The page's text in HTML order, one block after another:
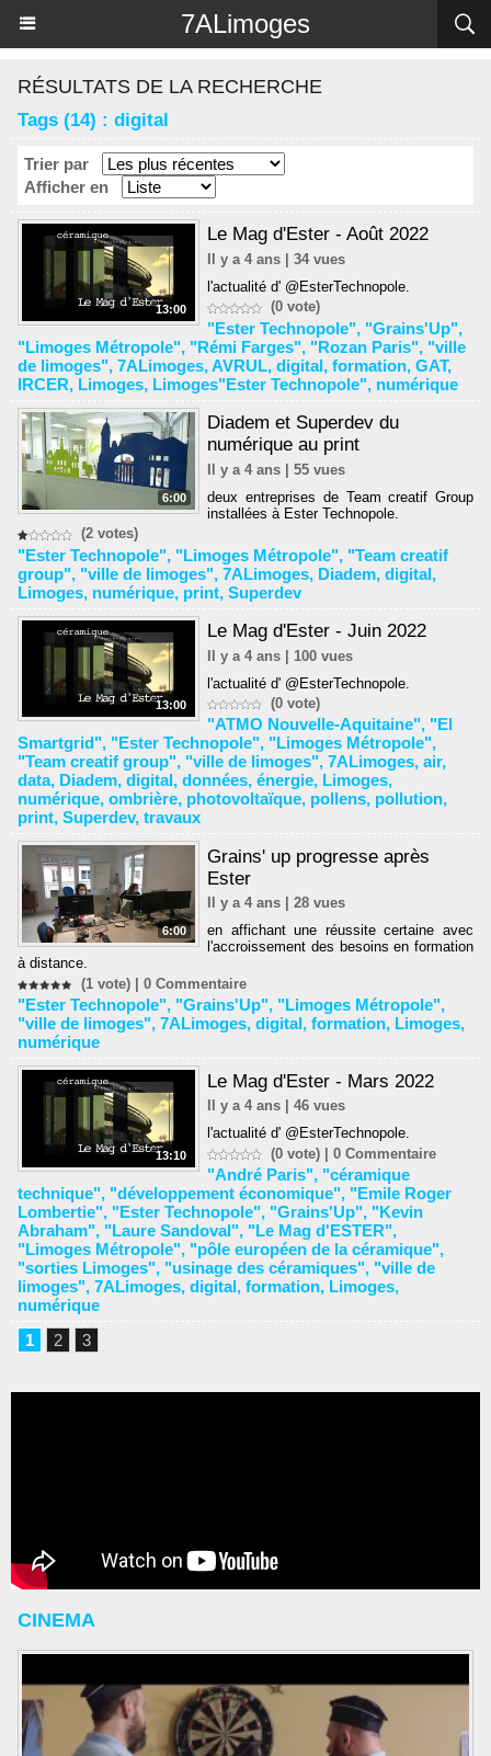
7ALimoges
RÉSULTATS DE LA RECHERCHE
Tags (14) : digital
Trier par
Afficher en
13:00
Le Mag d'Ester - Août 2022
Il y a 4 ans | 34 vues
l'actualité d' @EsterTechnopole.
(0 vote)
"Ester Technopole", "Grains'Up",
"Limoges Métropole", "Rémi Farges", "Rozan Paris", "ville
de limoges", 7ALimoges,AVRUL, digital, formation, GAT,
IRCER, Limoges, Limoges"Ester Technopole", numérique
6:00
Diadem et Superdev du
numérique au print
Il y a 4 ans | 55 vues
deux entreprises de Team creatif Group
installées à Ester Technopole.
(2 votes)
"Ester Technopole", "Limoges Métropole", "Team creatif
group", "ville de limoges", 7ALimoges, Diadem, digital,
Limoges, numérique, print, Superdev
13:00
Le Mag d'Ester - Juin 2022
Il y a 4 ans | 100 vues
l'actualité d' @EsterTechnopole.
(0 vote)
"ATMO Nouvelle-Aquitaine", "El
Smartgrid", "Ester Technopole", "Limoges Métropole",
"Team creatif group", "ville de limoges", 7ALimoges, air,
data, Diadem, digital, données, énergie, Limoges,
numérique, ombrière, photovoltaïque, pollens, pollution,
print, Superdev, travaux
6:00
Grains' up progresse après
Ester
Il y a 4 ans | 28 vues
en affichant une réussite certaine avec
l'accroissement des besoins en formation
à distance.
(1 vote) | 0 Commentaire
"Ester Technopole", "Grains'Up", "Limoges Métropole",
"ville de limoges", 7ALimoges, digital, formation, Limoges,
numérique
13:10
Le Mag d'Ester - Mars 2022
Il y a 4 ans | 46 vues
l'actualité d' @EsterTechnopole.
(0 vote) |0 Commentaire
"André Paris", "céramique
technique", "développement économique", "Emile Roger
Lombertie", "Ester Technopole", "Grains'Up", "Kevin
Abraham", "Laure Sandoval", "Le Mag d'ESTER",
"Limoges Métropole", "pôle européen de la céramique",
"sorties Limoges", "usinage des céramiques", "ville de
limoges", 7ALimoges, digital, formation, Limoges,
numérique
1
2 3
CINEMA